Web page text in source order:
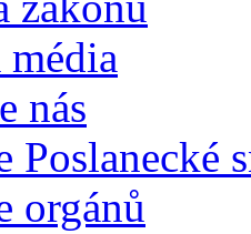
média
nás
Poslanecké
orgánů